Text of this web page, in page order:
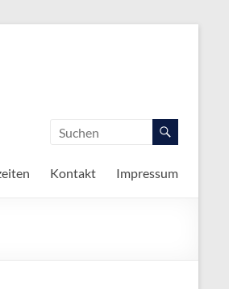
Kontakt Impressum